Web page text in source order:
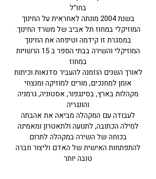
בחו"ל
בשנת 2004 מונתה לאחראית על החינוך
המוזיקלי במחוז תל אביב של משרד החינוך.
במסגרת זו קידמה וטיפחה את החינוך
המוזיקלי והשירה בבתי הספר ב 15 הרשויות
במחוז
לאורך השנים הוזמנה להעביר סדנאות וכיתות
אומן למחנכים, מורים למוזיקה ומנצחי
מקהלות בארץ, בסינגפור, אסטוניה, גרמניה
והונגריה
לעבודה עם המקהלה מביאה את אהבתה
למילה הכתובה, לתנועה ולתאטרון ומאמינה
בכוחה של השירה במקהלה לתרום
להתפתחות האישית של האדם וליצור חברה
טובה יותר